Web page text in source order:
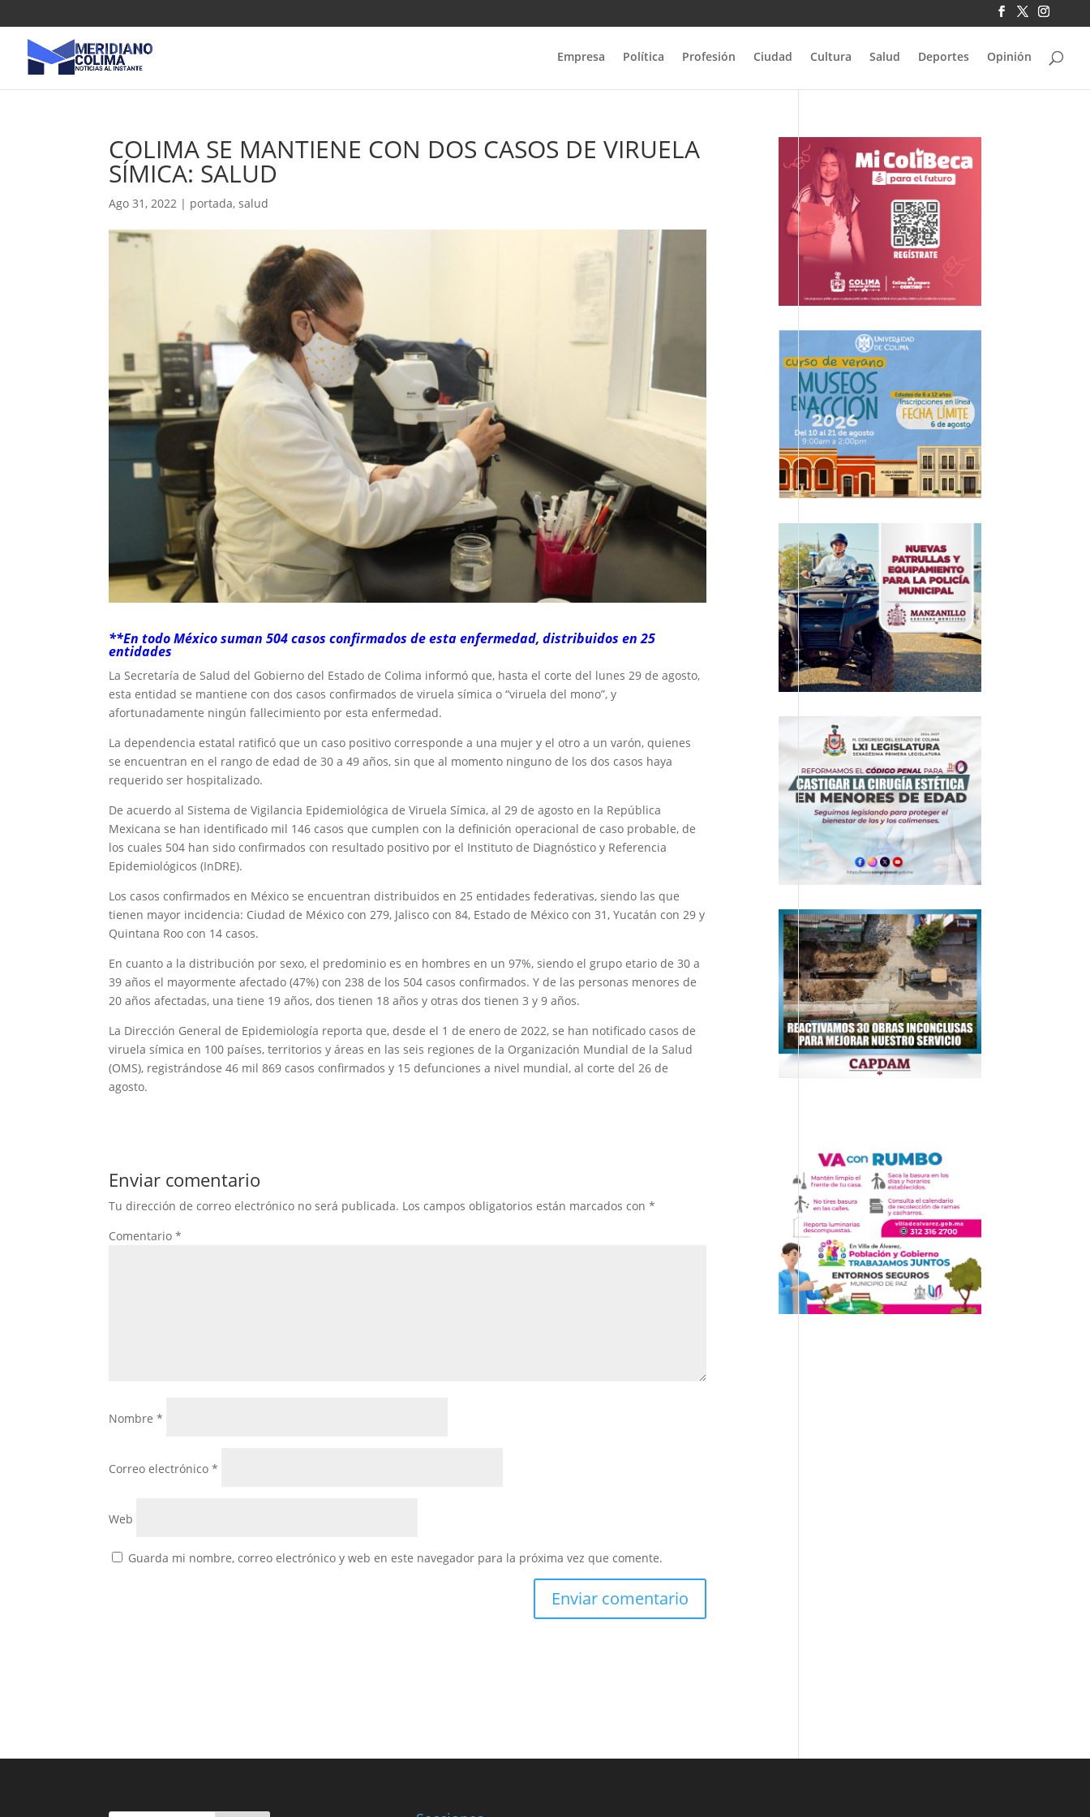
Empresa Política Profesión Ciudad Cultura Salud Deportes Opinión
COLIMA SE MANTIENE CON DOS CASOS DE VIRUELA
SÍMICA: SALUD
Ago 31, 2022 | portada,salud
**En todo México suman 504 casos confirmados de esta enfermedad, distribuidos en 25
entidades
La Secretaría de Salud del Gobierno del Estado de Colima informó que, hasta el corte del lunes 29 de agosto,
esta entidad se mantiene con dos casos confirmados de viruela símica o “viruela del mono”, y
afortunadamente ningún fallecimiento por esta enfermedad.
La dependencia estatal ratificó que un caso positivo corresponde a una mujer y el otro a un varón, quienes
se encuentran en el rango de edad de 30 a 49 años, sin que al momento ninguno de los dos casos haya
requerido ser hospitalizado.
De acuerdo al Sistema de Vigilancia Epidemiológica de Viruela Símica, al 29 de agosto en la República
Mexicana se han identificado mil 146 casos que cumplen con la definición operacional de caso probable, de
los cuales 504 han sido confirmados con resultado positivo por el Instituto de Diagnóstico y Referencia
Epidemiológicos (InDRE).
Los casos confirmados en México se encuentran distribuidos en 25 entidades federativas, siendo las que
tienen mayor incidencia: Ciudad de México con 279, Jalisco con 84, Estado de México con 31, Yucatán con 29 y
Quintana Roo con 14 casos.
En cuanto a la distribución por sexo, el predominio es en hombres en un 97%, siendo el grupo etario de 30 a
39 años el mayormente afectado (47%) con 238 de los 504 casos confirmados. Y de las personas menores de
20 años afectadas, una tiene 19 años, dos tienen 18 años y otras dos tienen 3 y 9 años.
La Dirección General de Epidemiología reporta que, desde el 1 de enero de 2022, se han notificado casos de
viruela símica en 100 países, territorios y áreas en las seis regiones de la Organización Mundial de la Salud
(OMS), registrándose 46 mil 869 casos confirmados y 15 defunciones a nivel mundial, al corte del 26 de
agosto.
Enviar comentario
Tu dirección de correo electrónico no será publicada. Los campos obligatorios están marcados con*
Comentario*
Nombre*
Correo electrónico*
Web
Guarda mi nombre, correo electrónico y web en este navegador para la próxima vez que comente.